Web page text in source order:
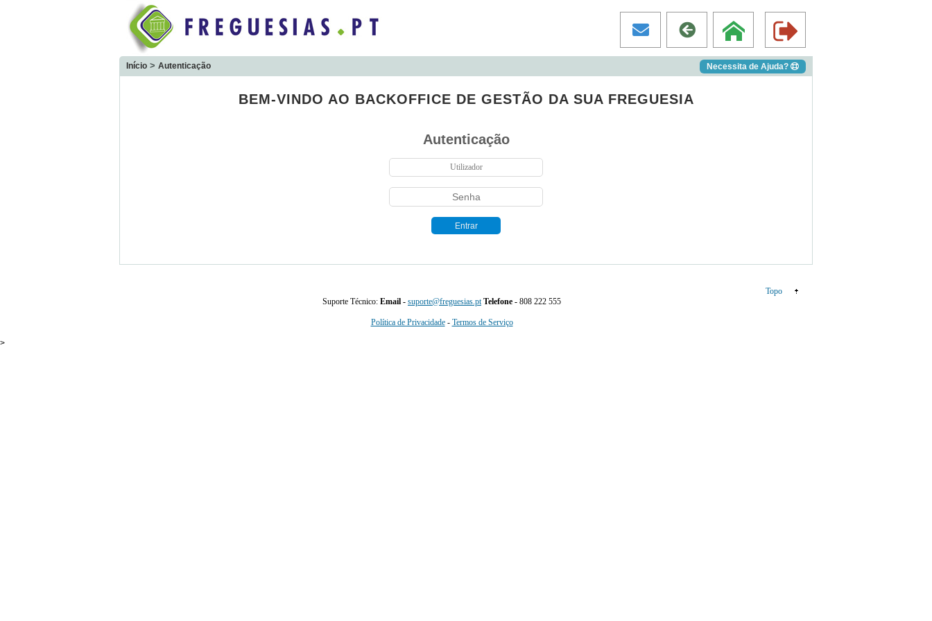
Início > Autenticação Necessita de Ajuda?
BEM-VINDO AO BACKOFFICE DE GESTÃO DA SUA FREGUESIA
Autenticação
Topo
Suporte Técnico: Email - suporte@freguesias.pt Telefone - 808 222 555
Política de Privacidade- Termos de Serviço
>